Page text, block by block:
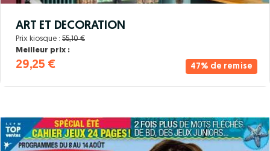
47% de remise
ART ET DECORATION
Prix kiosque : 55,10 €
Meilleur prix :
29,25 €